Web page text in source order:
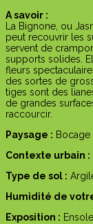
A savoir :
La Bignone, ou
peut recouvrir les
servent de
supports solides.
fleurs
des sortes de
tiges sont des
de grandes
raccourcir.
Paysage : Bocage
Contexte urbain :
Type de sol :
Humidité de
Exposition :